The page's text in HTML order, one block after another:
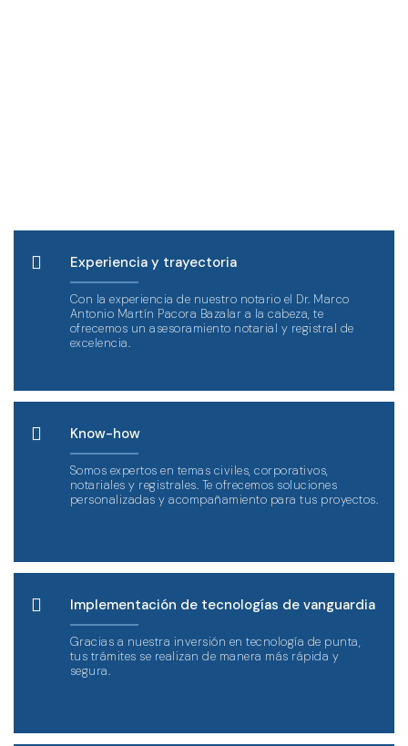
Experiencia y trayectoria
Con la experiencia de nuestro notario el Dr. Marco
Antonio Martín Pacora Bazalar a la cabeza, te
ofrecemos un asesoramiento notarial y registral de
excelencia.
Know-how
Somos expertos en temas civiles, corporativos,
notariales y registrales. Te ofrecemos soluciones
personalizadas y acompañamiento para tus proyectos.
Implementación de tecnologías de vanguardia
Gracias a nuestra inversión en tecnología de punta,
tus trámites se realizan de manera más rápida y
segura.